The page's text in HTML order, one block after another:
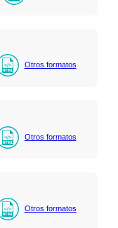
Otros formatos
Otros formatos
Otros formatos